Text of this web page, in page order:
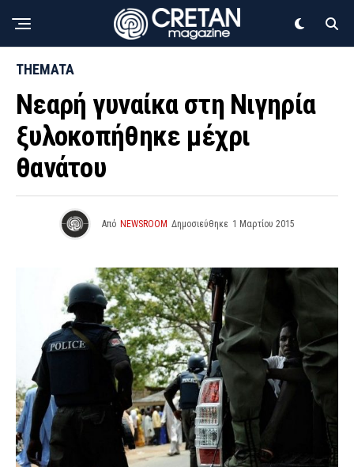
THEMATA
Νεαρή γυναίκα στη Νιγηρία
ξυλοκοπήθηκε μέχρι
θανάτου
Από NEWSROOM Δημοσιεύθηκε 1 Μαρτίου 2015